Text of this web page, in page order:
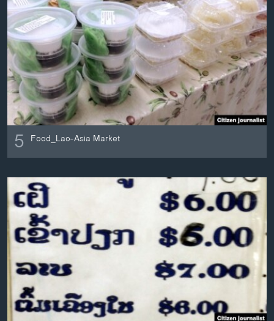
ອິດສະຫຼະພາບດ້ານການຂ່າວ
ຊີວິດຊາວລາວ
ຊຸມຊົນຊາວລາວ
ວິທະຍາສາດ-ເທັກໂນໂລຈີ
ທຸລະກິດ
ພາສາອັງກິດ
ວີດີໂອ
ລາຍການກະຈາຍສຽງ
ລາຍງານ
ຕິດຕາມພວກເຮົາ ທີ່
ພາສາຕ່າງໆ
5 Food_Lao-Asia Market